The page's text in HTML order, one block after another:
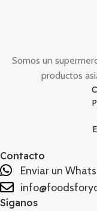
Somos un
productos
Contacto
Enviar un
Síganos